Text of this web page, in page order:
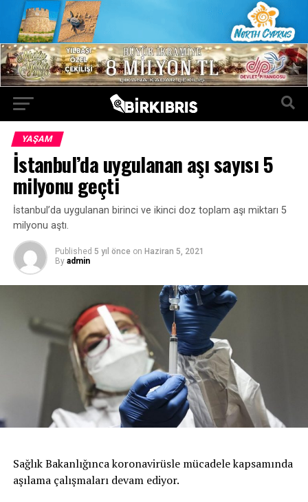
YAŞAM
İstanbul’da uygulanan aşı sayısı 5
milyonu geçti
İstanbul’da uygulanan birinci ve ikinci doz toplam aşı miktarı 5
milyonu aştı.
Published 5 yıl önce on Haziran 5, 2021
By admin
Sağlık Bakanlığınca koronavirüsle mücadele kapsamında
aşılama çalışmaları devam ediyor.